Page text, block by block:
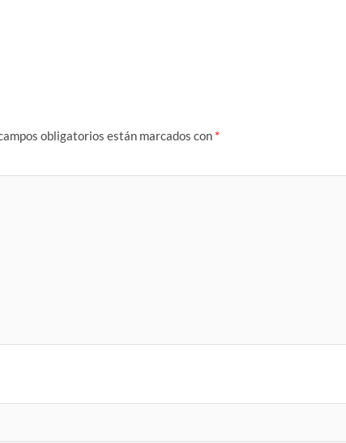
obligatorios están marcados con *